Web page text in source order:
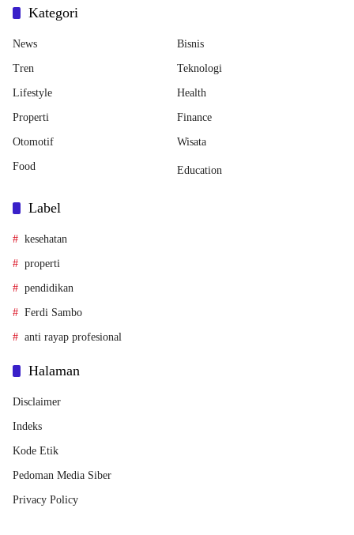
Kategori
News Bisnis
Tren Teknologi
Lifestyle Health
Properti Finance
Otomotif Wisata
Food Education
Label
kesehatan
properti
pendidikan
Ferdi Sambo
anti rayap profesional
Halaman
Disclaimer
Indeks
Kode Etik
Pedoman Media Siber
Privacy Policy